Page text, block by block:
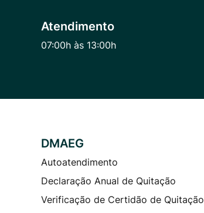
Atendimento
07:00h às 13:00h
DMAEG
Autoatendimento
Declaração Anual de Quitação
Verificação de Certidão de Quitação